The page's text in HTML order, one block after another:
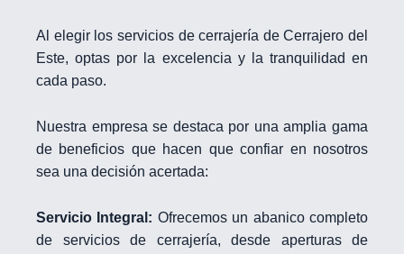
Al elegir los servicios de cerrajería de Cerrajero del
Este, optas por la excelencia y la tranquilidad en
cada paso.
Nuestra empresa se destaca por una amplia gama
de beneficios que hacen que confiar en nosotros
sea una decisión acertada:
Servicio Integral: Ofrecemos un abanico completo
de servicios de cerrajería, desde aperturas de